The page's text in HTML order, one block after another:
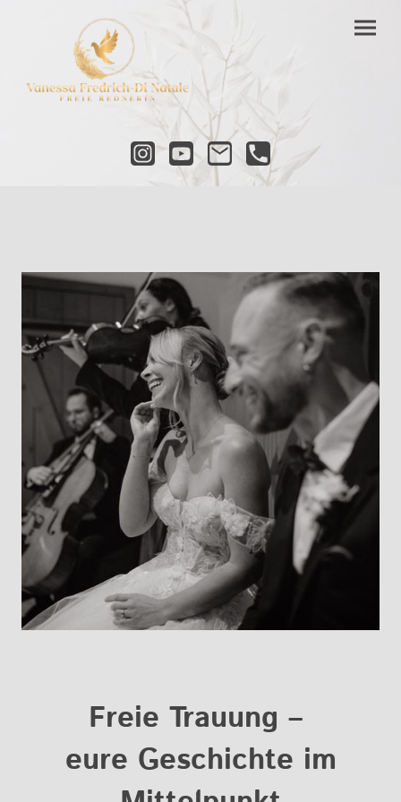
Freie Trauung –
eure Geschichte im